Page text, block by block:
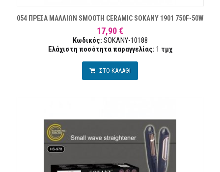
054 ΠΡΕΣΑ ΜΑΛΛΙΩΝ SMOOTH CERAMIC SOKANY 1901 750F-50W
17,90 €
Κωδικός: SOKANY-10188
Ελάχιστη ποσότητα παραγγελίας: 1 τμχ
ΣΤΟ ΚΑΛΑΘΙ